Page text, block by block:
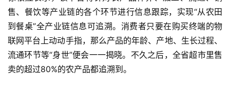
售、餐饮等产业链的各个环节进行信息跟踪，实现“从农田
到餐桌”全产业链信息可追溯。消费者只要在购买终端的物
联网平台上动动手指，那么产品的年龄、产地、生长过程、
流通环节等“身世”便会一一揭晓。不久之后，全省超市里售
卖的超过80%的农产品都追溯到。